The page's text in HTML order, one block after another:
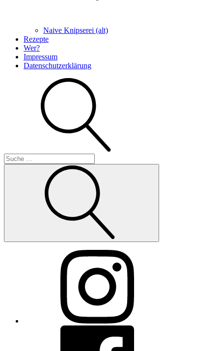
Naive Knipserei (alt)
Rezepte
Wer?
Impressum
Datenschutzerklärung